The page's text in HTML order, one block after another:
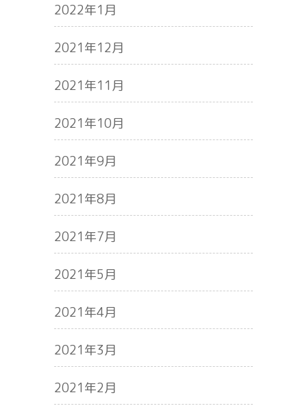
2022年1月
2021年12月
2021年11月
2021年10月
2021年9月
2021年8月
2021年7月
2021年5月
2021年4月
2021年3月
2021年2月